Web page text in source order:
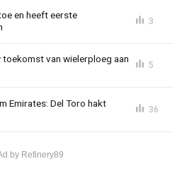
en heeft eerste
3
van wielerploeg aan
5
Emirates: Del Toro hakt
36
by Refinery89